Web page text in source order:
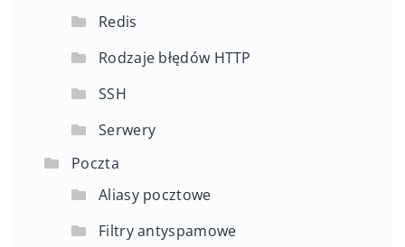
Redis
Rodzaje błędów HTTP
SSH
Serwery
Poczta
Aliasy pocztowe
Filtry antyspamowe